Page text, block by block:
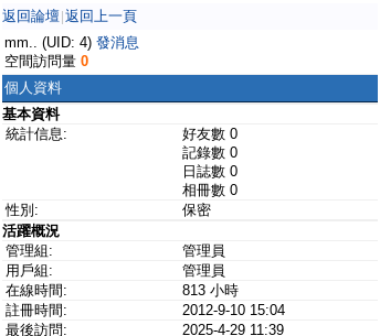
返回論壇 返回上一頁
mm.. (UID: 4) 發消息
空間訪問量 0
個人資料
基本資料
統計信息:
好友數 0
記錄數 0
日誌數 0
相冊數 0
性別:
保密
活躍概況
管理組:
管理員
用戶組:
管理員
在線時間:
813 小時
註冊時間:
2012-9-10 15:04
最後訪問:
2025-4-29 11:39